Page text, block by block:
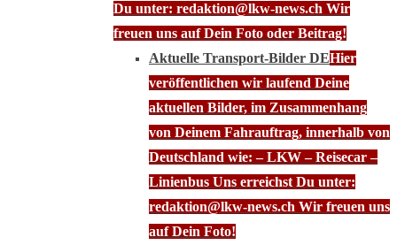
Du unter: redaktion@lkw-news.ch Wir
freuen uns auf Dein Foto oder Beitrag!
Aktuelle Transport-Bilder DEHier
veröffentlichen wir laufend Deine
aktuellen Bilder, im Zusammenhang
von Deinem Fahrauftrag, innerhalb von
Deutschland wie: – LKW – Reisecar –
Linienbus Uns erreichst Du unter:
redaktion@lkw-news.ch Wir freuen uns
auf Dein Foto!